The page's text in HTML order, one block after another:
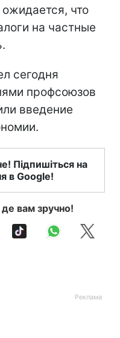
что
на частные
сегодня
профсоюзов
введение
Підпишіться на
в Google!
вам зручно!